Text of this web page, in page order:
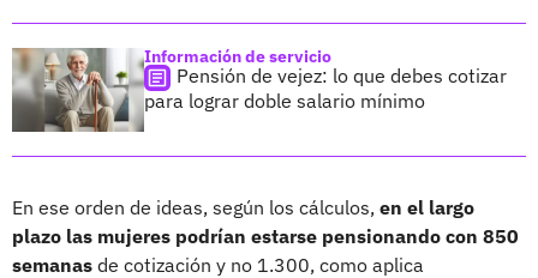
Información de servicio
Pensión de vejez: lo que debes cotizar
para lograr doble salario mínimo
En ese orden de ideas, según los cálculos, en el largo
plazo las mujeres podrían estarse pensionando con 850
semanas de cotización y no 1.300, como aplica